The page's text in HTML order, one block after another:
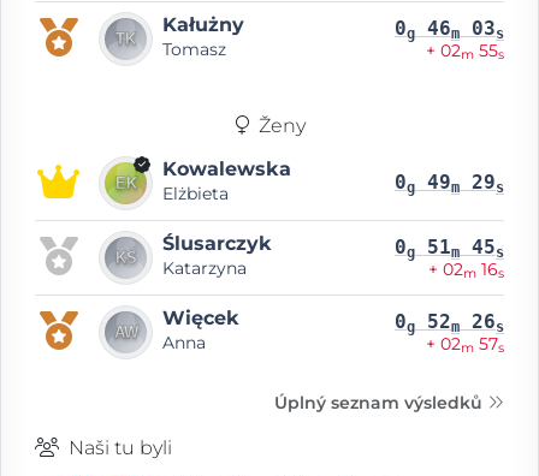
Kałużny
Tomasz
0g 46m 03s
+ 02m 55s
Ženy
Kowalewska
Elżbieta 0g 49m 29s
Ślusarczyk
Katarzyna
0g 51m 45s
+ 02m 16s
Więcek
Anna
0g 52m 26s
+ 02m 57s
Úplný seznam výsledků
Naši tu byli